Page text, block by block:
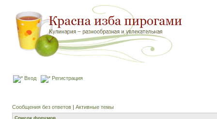
Вход Регистрация
Сообщения без ответов | Активные темы
Список форумов